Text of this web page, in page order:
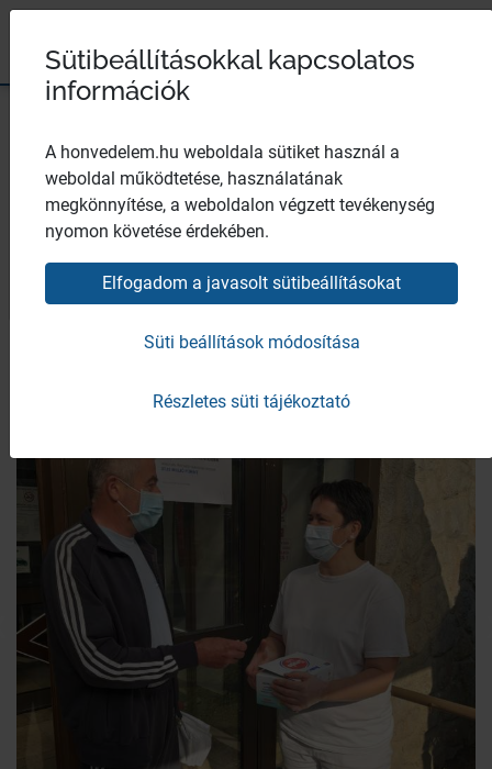
Egészségügyi központ
EFOP-1.8.21-18-2019-00068
fotók
Széchenyi 2020
Sütibeállításokkal kapcsolatos
információk
A honvedelem.hu weboldala sütiket használ a
weboldal működtetése, használatának
megkönnyítése, a weboldalon végzett tevékenység
nyomon követése érdekében.
Elfogadom a javasolt sütibeállításokat
Süti beállítások módosítása
Részletes süti tájékoztató